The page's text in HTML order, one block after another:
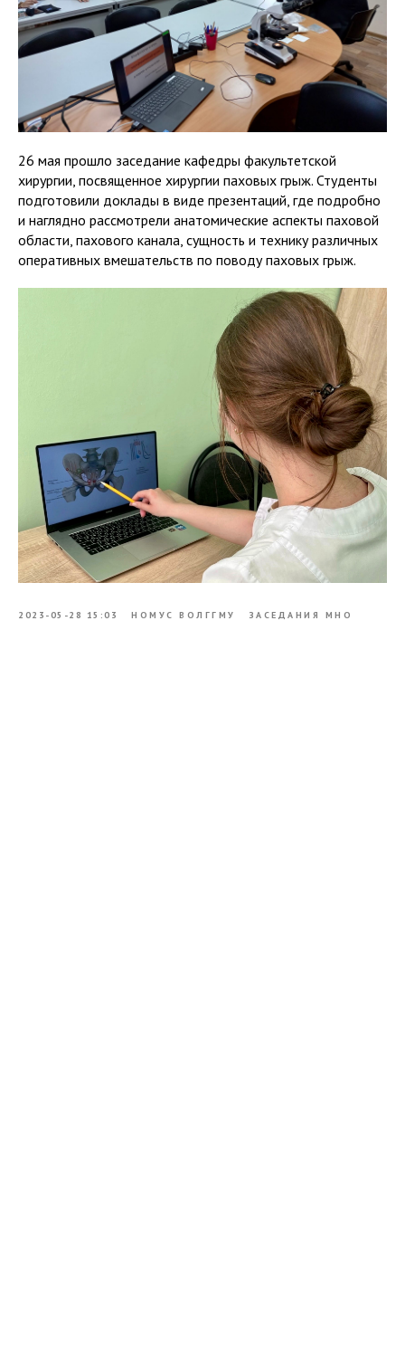
26 мая прошло заседание кафедры факультетской
хирургии, посвященное хирургии паховых грыж. Студенты
подготовили доклады в виде презентаций, где подробно
и наглядно рассмотрели анатомические аспекты паховой
области, пахового канала, сущность и технику различных
оперативных вмешательств по поводу паховых грыж.
2023-05-28 15:03 НОМУС ВОЛГГМУ ЗАСЕДАНИЯ МНО